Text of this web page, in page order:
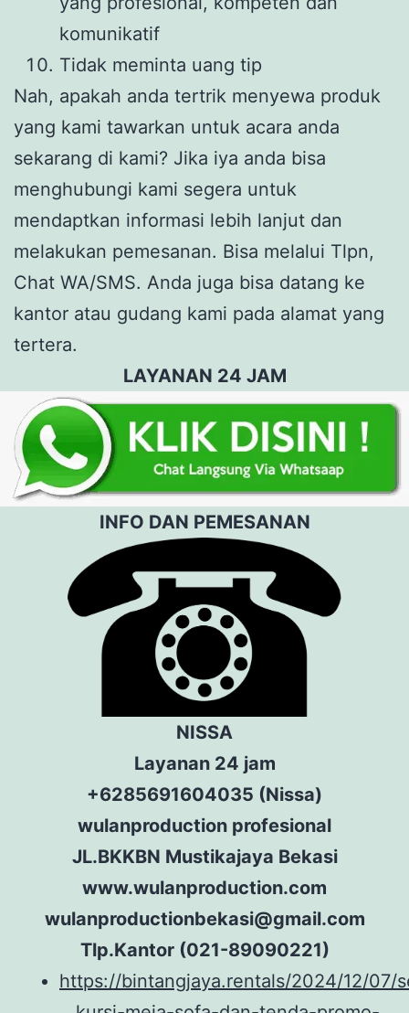
komunikatif
Tidak meminta uang tip
Nah, apakah anda tertrik menyewa produk
yang kami tawarkan untuk acara anda
sekarang di kami? Jika iya anda bisa
menghubungi kami segera untuk
mendaptkan informasi lebih lanjut dan
melakukan pemesanan. Bisa melalui Tlpn,
Chat WA/SMS. Anda juga bisa datang ke
kantor atau gudang kami pada alamat yang
tertera.
LAYANAN 24 JAM
INFO DAN PEMESANAN
NISSA
Layanan 24 jam
+6285691604035 (Nissa)
wulanproduction profesional
JL.BKKBN Mustikajaya Bekasi
www.wulanproduction.com
wulanproductionbekasi@gmail.com
Tlp.Kantor (021-89090221)
https://bintangjaya.rentals/2024/12/07/